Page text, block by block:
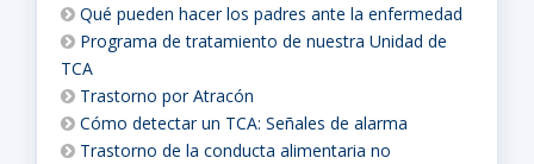
Qué pueden hacer los padres ante la enfermedad
Programa de tratamiento de nuestra Unidad de
TCA
Trastorno por Atracón
Cómo detectar un TCA: Señales de alarma
Trastorno de la conducta alimentaria no